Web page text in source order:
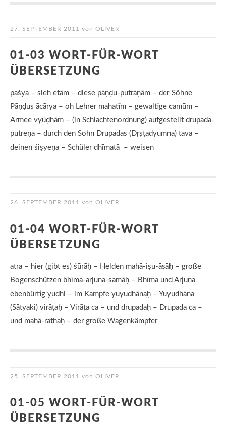
27. SEPTEMBER 2011 von OLIVER
01-03 WORT-FÜR-WORT
ÜBERSETZUNG
paśya – sieh etām – diese pāṇḍu-putrāṇām – der Söhne
Pāṇḍus ācārya – oh Lehrer mahatīm – gewaltige camūm –
Armee vyūḍhām – (in Schlachtenordnung) aufgestellt drupada-
putreṇa – durch den Sohn Drupadas (Dṛṣṭadyumna) tava –
deinen śiṣyeṇa – Schüler dhīmatā – weisen
26. SEPTEMBER 2011 von OLIVER
01-04 WORT-FÜR-WORT
ÜBERSETZUNG
atra – hier (gibt es) śūrāḥ – Helden mahā-iṣu-āsāḥ – große
Bogenschützen bhīma-arjuna-samāḥ – Bhīma und Arjuna
ebenbürtig yudhi – im Kampfe yuyudhānaḥ – Yuyudhāna
(Sātyaki) virāṭaḥ – Virāṭa ca – und drupadaḥ – Drupada ca –
und mahā-rathaḥ – der große Wagenkämpfer
25. SEPTEMBER 2011 von OLIVER
01-05 WORT-FÜR-WORT
ÜBERSETZUNG